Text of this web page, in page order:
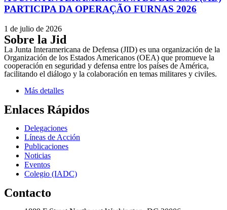
PARTICIPA DA OPERAÇÃO FURNAS 2026
1 de julio de 2026
Sobre la Jid
La Junta Interamericana de Defensa (JID) es una organización de la
Organización de los Estados Americanos (OEA) que promueve la
cooperación en seguridad y defensa entre los países de América,
facilitando el diálogo y la colaboración en temas militares y civiles.
Más detalles
Enlaces Rápidos
Delegaciones
Líneas de Acción
Publicaciones
Noticias
Eventos
Colegio (IADC)
Contacto